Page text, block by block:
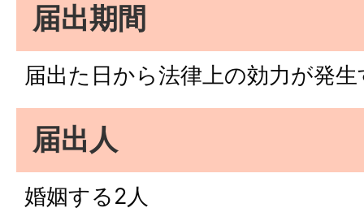
届出期間
届出た日から法律上の効力が発
届出人
婚姻する2人